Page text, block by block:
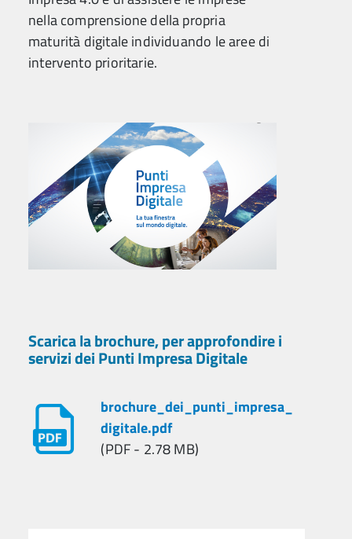
nella comprensione della propria
maturità digitale individuando le aree di
intervento prioritarie.
Scarica la brochure, per approfondire i
servizi dei Punti Impresa Digitale
brochure_dei_punti_impresa_
digitale.pdf
(PDF - 2.78 MB)